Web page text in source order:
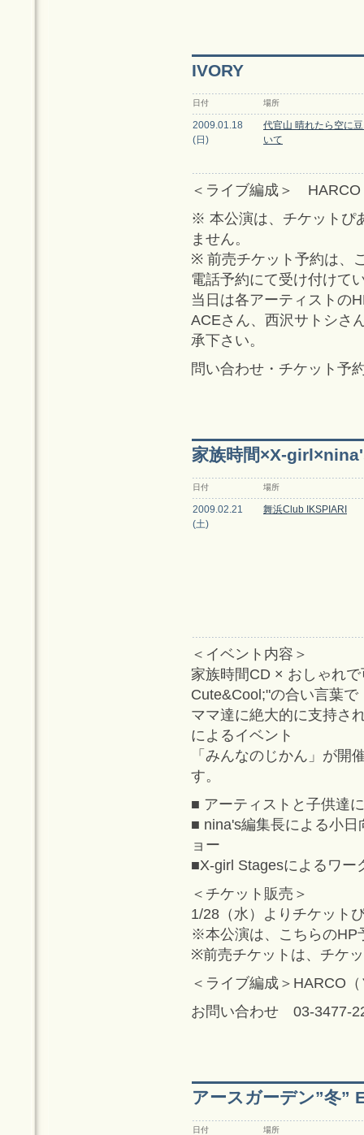
IVORY
日付 場所
2009.01.18
(日)
代官山 晴れたら空に
いて
＜ライブ編成＞ HARCO
※ 本公演は、チケットぴ
ません。
※ 前売チケット予約は、
電話予約にて受け付けて
当日は各アーティストの
ACEさん、西沢サトシさ
承下さい。
問い合わせ・チケット予
家族時間×X-
日付 場所
2009.02.21
(土)
舞浜Club IKSPIARI
＜イベント内容＞
家族時間CD × おしゃれ
Cute&Cool;"の合い言葉で
ママ達に絶大的に支持さ
によるイベント
「みんなのじかん」が開
す。
■ アーティストと子供達
■ nina's編集長による小
ョー
■X-girl Stagesによるワー
＜チケット販売＞
1/28（水）よりチケット
※本公演は、こちらのHP
※前売チケットは、チケ
＜ライブ編成＞HARCO
お問い合わせ 03-3477-
アースガーデン”冬”
日付 場所